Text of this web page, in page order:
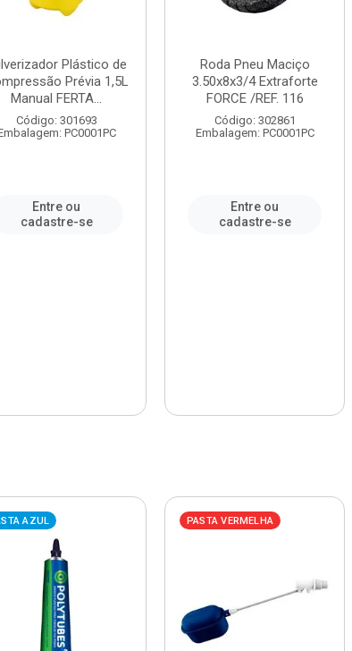
Plástico de
Prévia 1,5L
Manual FERTA...
Código: 301693
PC0001PC
Entre ou
cadastre-se
Roda Pneu Maciço
3.50x8x3/4 Extraforte
FORCE /REF. 116
Código: 302861
Embalagem: PC0001PC
Entre ou
cadastre-se
AZUL PASTA VERMELHA